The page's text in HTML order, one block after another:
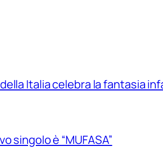
Italia celebra la fantasia
singolo è “MUFASA”